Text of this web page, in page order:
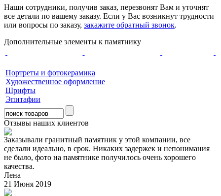
Наши сотрудники, получив заказ, перезвонят Вам и уточнят
все детали по вашему заказу. Если у Вас возникнут трудности
или вопросы по заказу, закажите обратный звонок.
Дополнительные элементы к памятнику
Портреты и фотокерамика
Художественное оформление
Шрифты
Эпитафии
Отзывы наших клиентов
Заказывали гранитный памятник у этой компании, все
сделали идеально, в срок. Никаких задержек и непонимания
не было, фото на памятнике получилось очень хорошего
качества.
Лена
21 Июня 2019